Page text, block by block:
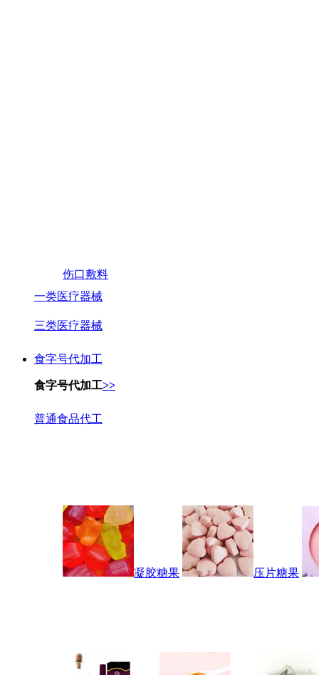
伤口敷料
一类医疗器械
三类医疗器械
食字号代加工
食字号代加工>>
普通食品代工
凝胶糖果 压片糖果